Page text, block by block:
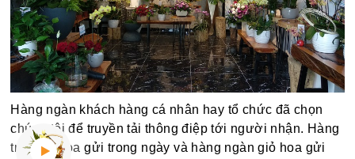
Hàng ngàn khách hàng cá nhân hay tổ chức đã chọn
chúng tôi để truyền tải thông điệp tới người nhận. Hàng
trăm bó hoa gửi trong ngày và hàng ngàn giỏ hoa gửi